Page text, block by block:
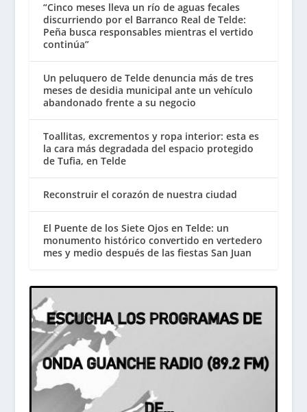
“Cinco meses lleva un río de aguas fecales
discurriendo por el Barranco Real de Telde:
Peña busca responsables mientras el vertido
continúa”
Un peluquero de Telde denuncia más de tres
meses de desidia municipal ante un vehículo
abandonado frente a su negocio
Toallitas, excrementos y ropa interior: esta es
la cara más degradada del espacio protegido
de Tufia, en Telde
Reconstruir el corazón de nuestra ciudad
El Puente de los Siete Ojos en Telde: un
monumento histórico convertido en vertedero
mes y medio después de las fiestas San Juan